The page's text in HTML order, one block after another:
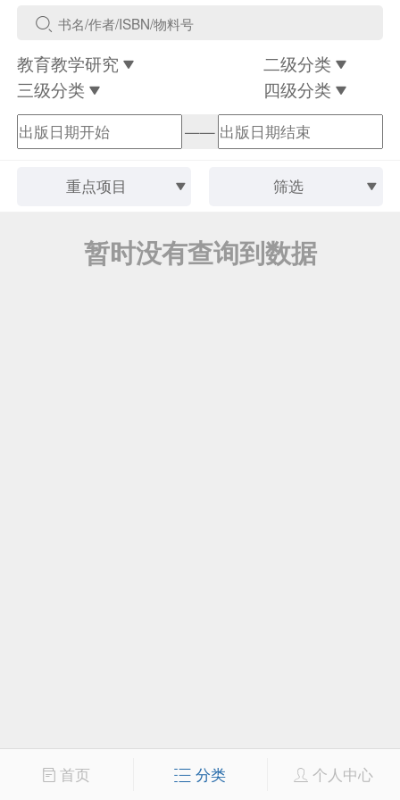
教育教学研究
二级分类
三级分类
四级分类
——
重点项目 筛选
暂时没有查询到数据
首页 分类 个人中心